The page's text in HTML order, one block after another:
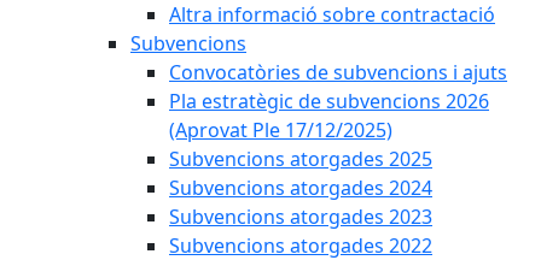
Altra informació sobre contractació
Subvencions
Convocatòries de subvencions i ajuts
Pla estratègic de subvencions 2026
(Aprovat Ple 17/12/2025)
Subvencions atorgades 2025
Subvencions atorgades 2024
Subvencions atorgades 2023
Subvencions atorgades 2022